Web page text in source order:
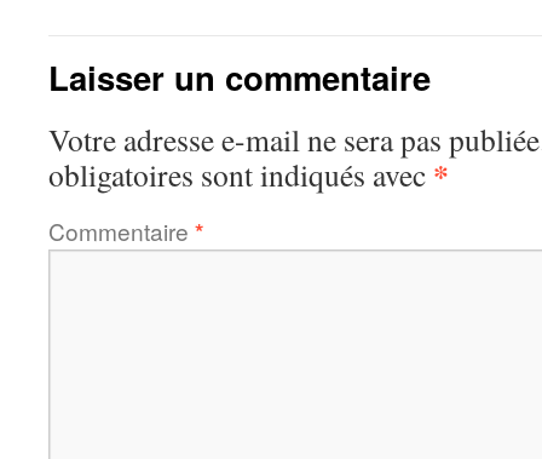
Laisser un commentaire
Votre adresse e-mail ne sera pas
obligatoires sont indiqués avec *
Commentaire *